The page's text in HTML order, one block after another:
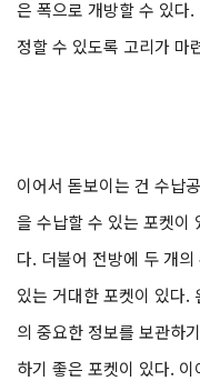
은 폭으로 개방할 수 있다
정할 수 있도록 고리가 마
이어서 돋보이는 건 수납
을 수납할 수 있는 포켓이
다. 더불어 전방에 두 개
있는 거대한 포켓이 있다.
의 중요한 정보를 보관하
하기 좋은 포켓이 있다.